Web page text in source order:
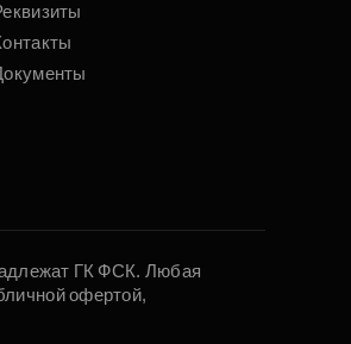
ГК ФСК. Любая
офертой,